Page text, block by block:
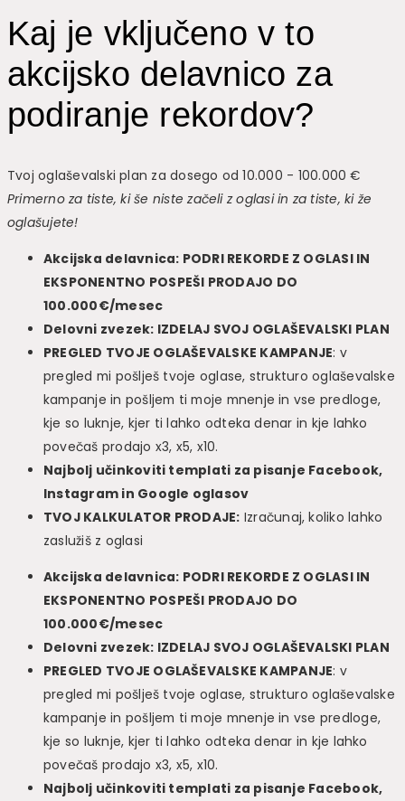
Kaj je vključeno v to
akcijsko delavnico za
podiranje rekordov?
Tvoj oglaševalski plan za dosego od 10.000 - 100.000 €
Primerno za tiste, ki še niste začeli z oglasi in za tiste, ki že
oglašujete!
Akcijska delavnica: PODRI REKORDE Z OGLASI IN
EKSPONENTNO POSPEŠI PRODAJO DO
100.000€/mesec
Delovni zvezek: IZDELAJ SVOJ OGLAŠEVALSKI PLAN
PREGLED TVOJE OGLAŠEVALSKE KAMPANJE: v
pregled mi pošlješ tvoje oglase, strukturo oglaševalske
kampanje in pošljem ti moje mnenje in vse predloge,
kje so luknje, kjer ti lahko odteka denar in kje lahko
povečaš prodajo x3, x5, x10.
Najbolj učinkoviti templati za pisanje Facebook,
Instagram in Google oglasov
TVOJ KALKULATOR PRODAJE: Izračunaj, koliko lahko
zaslužiš z oglasi
Akcijska delavnica: PODRI REKORDE Z OGLASI IN
EKSPONENTNO POSPEŠI PRODAJO DO
100.000€/mesec
Delovni zvezek: IZDELAJ SVOJ OGLAŠEVALSKI PLAN
PREGLED TVOJE OGLAŠEVALSKE KAMPANJE: v
pregled mi pošlješ tvoje oglase, strukturo oglaševalske
kampanje in pošljem ti moje mnenje in vse predloge,
kje so luknje, kjer ti lahko odteka denar in kje lahko
povečaš prodajo x3, x5, x10.
Najbolj učinkoviti templati za pisanje Facebook,